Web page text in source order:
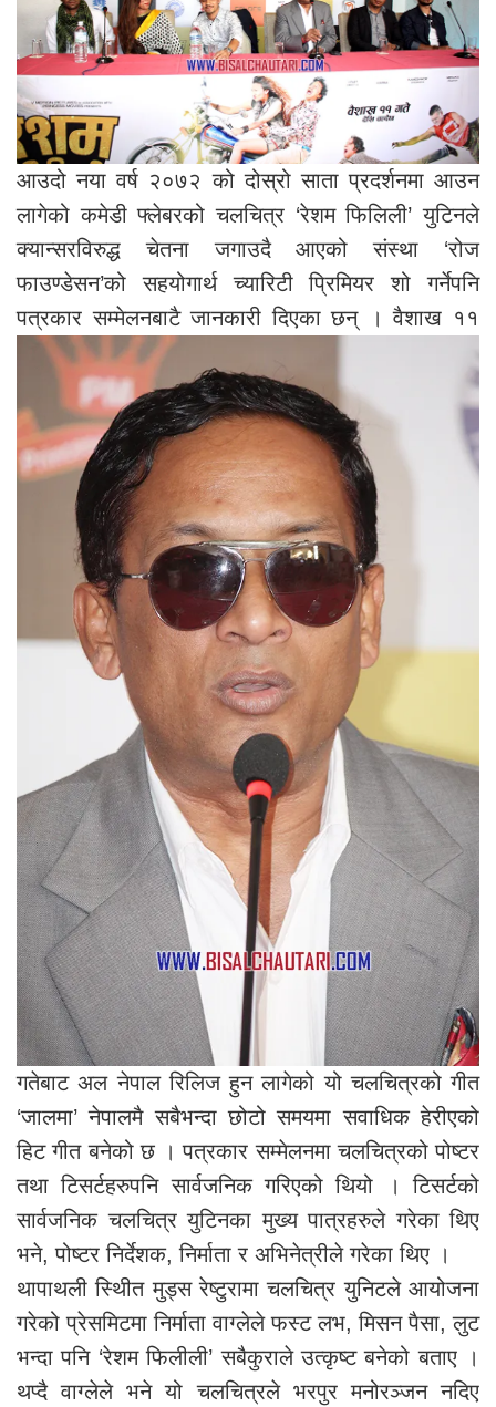
आउदो नया वर्ष २०७२ को दोस्रो साता प्रदर्शनमा आउन
लागेको कमेडी फ्लेबरको चलचित्र ‘रेशम फिलिली’ युटिनले
क्यान्सरविरुद्ध चेतना जगाउदै आएको संस्था ‘रोज
फाउण्डेसन’को सहयोगार्थ च्यारिटी प्रिमियर शो गर्नेपनि
पत्रकार सम्मेलनबाटै जानकारी दिएका छन् ।वैशाख ११
गतेबाट अल नेपाल रिलिज हुन लागेको यो चलचित्रको गीत
‘जालमा’ नेपालमै सबैभन्दा छोटो समयमा सवाधिक हेरीएको
हिट गीत बनेको छ । पत्रकार सम्मेलनमा चलचित्रको पोष्टर
तथा टिसर्टहरुपनि सार्वजनिक गरिएको थियो । टिसर्टको
सार्वजनिक चलचित्र युटिनका मुख्य पात्रहरुले गरेका थिए
भने, पोष्टर निर्देशक, निर्माता र अभिनेत्रीले गरेका थिए ।
थापाथली स्थिीत मुड्स रेष्टुरामा चलचित्र युनिटले आयोजना
गरेको प्रेसमिटमा निर्माता वाग्लेले फस्ट लभ, मिसन पैसा, लुट
भन्दा पनि ‘रेशम फिलीली’ सबैकुराले उत्कृष्ट बनेको बताए ।
थप्दै वाग्लेले भने यो चलचित्रले भरपुर मनोरञ्जन नदिए